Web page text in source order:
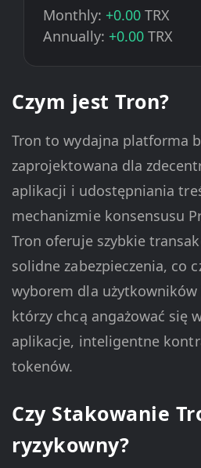
Monthly: +0.00 TRX
Annually: +0.00 TRX
Czym jest Tron?
Tron to wydajna platforma
zaprojektowana dla
aplikacji i udostępniania
mechanizmie konsensusu
Tron oferuje szybkie
solidne zabezpieczenia, co
wyborem dla
którzy chcą angażować się
aplikacje, inteligentne
tokenów.
Czy Stakowanie
ryzykowny?